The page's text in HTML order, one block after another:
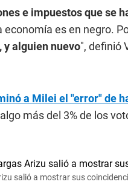
e impuestos que se
economía es en negro.
y alguien nuevo", definió
a Milei el "error" de
más del 3% de los
salió a mostrar sus